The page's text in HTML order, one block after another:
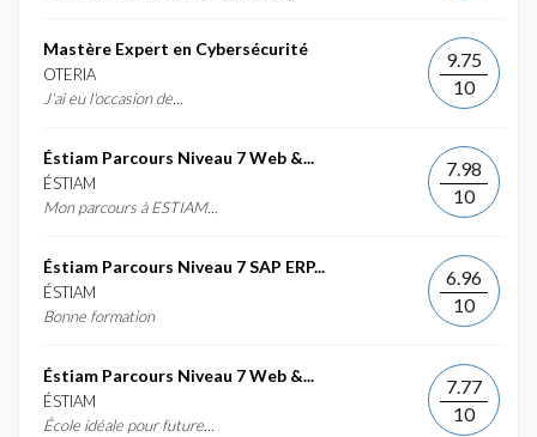
Mastère Expert en Cybersécurité
OTERIA
J'ai eu l'occasion de...
9.75
10
Éstiam Parcours Niveau 7 Web &...
ÉSTIAM
Mon parcours à ESTIAM...
7.98
10
Éstiam Parcours Niveau 7 SAP ERP...
ÉSTIAM
Bonne formation
6.96
10
Éstiam Parcours Niveau 7 Web &...
ÉSTIAM
École idéale pour future...
7.77
10